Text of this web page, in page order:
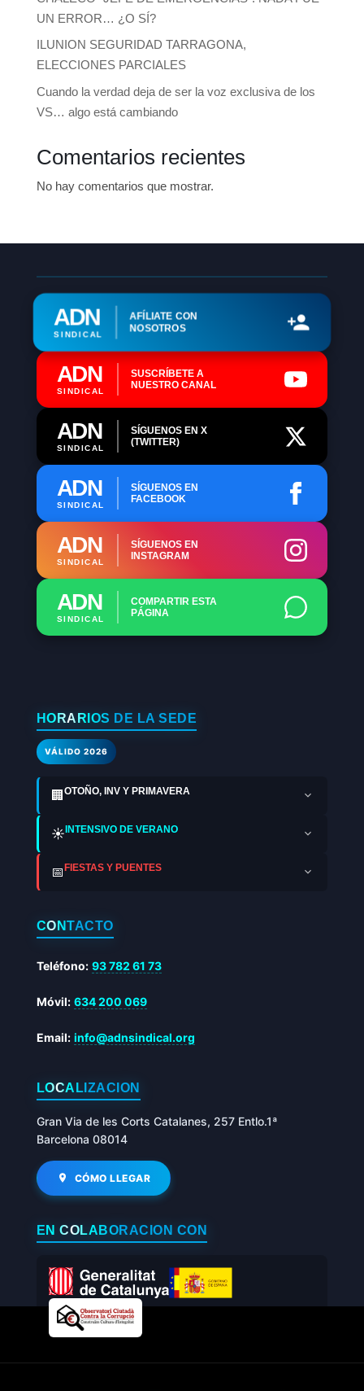
UN ERROR… ¿O SÍ?
ILUNION SEGURIDAD TARRAGONA,
ELECCIONES PARCIALES
Cuando la verdad deja de ser la voz exclusiva de los
VS… algo está cambiando
Comentarios recientes
No hay comentarios que mostrar.
ADN
SINDICAL
AFÍLIATE CON
NOSOTROS
ADN
SINDICAL
SUSCRÍBETE A
NUESTRO CANAL
ADN
SINDICAL
SÍGUENOS EN X
(TWITTER)
ADN
SINDICAL
SÍGUENOS EN
FACEBOOK
ADN
SINDICAL
SÍGUENOS EN
INSTAGRAM
ADN
SINDICAL
COMPARTIR ESTA
PÁGINA
HORARIOS DE LA SEDE
VÁLIDO 2026
🏢OTOÑO, INV Y PRIMAVERA
☀️ INTENSIVO DE VERANO
📅 FIESTAS Y PUENTES
CONTACTO
Teléfono: 93 782 61 73
Móvil: 634 200 069
Email: info@adnsindical.org
LOCALIZACIÓN
Gran Via de les Corts Catalanes, 257 Entlo.1ª
Barcelona 08014
CÓMO LLEGAR
EN COLABORACIÓN CON